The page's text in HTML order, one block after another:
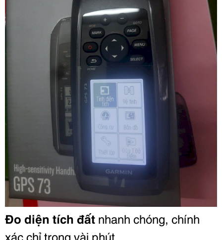
Đo diện tích đất nhanh chóng, chính
xác chỉ trong vài phút.